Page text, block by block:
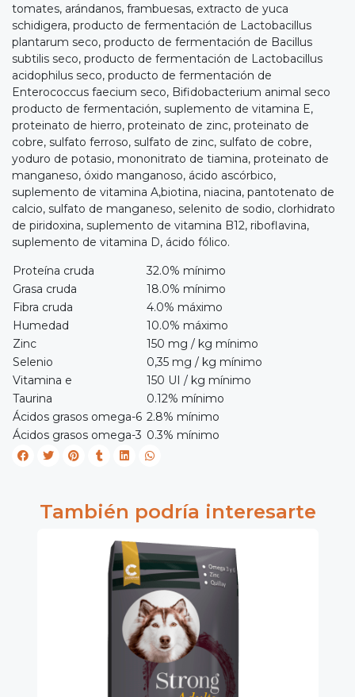
tomates, arándanos, frambuesas, extracto de yuca
schidigera, producto de fermentación de Lactobacillus
plantarum seco, producto de fermentación de Bacillus
subtilis seco, producto de fermentación de Lactobacillus
acidophilus seco, producto de fermentación de
Enterococcus faecium seco, Bifidobacterium animal seco
producto de fermentación, suplemento de vitamina E,
proteinato de hierro, proteinato de zinc, proteinato de
cobre, sulfato ferroso, sulfato de zinc, sulfato de cobre,
yoduro de potasio, mononitrato de tiamina, proteinato de
manganeso, óxido manganoso, ácido ascórbico,
suplemento de vitamina A,biotina, niacina, pantotenato de
calcio, sulfato de manganeso, selenito de sodio, clorhidrato
de piridoxina, suplemento de vitamina B12, riboflavina,
suplemento de vitamina D, ácido fólico.
Proteína cruda
32.0% mínimo
Grasa cruda
18.0% mínimo
Fibra cruda
4.0% máximo
Humedad
10.0% máximo
Zinc
150 mg / kg mínimo
Selenio
0,35 mg / kg mínimo
Vitamina e
150 UI / kg mínimo
Taurina
0.12% mínimo
Ácidos grasos omega-6 2.8% mínimo
Ácidos grasos omega-3 0.3% mínimo
También podría interesarte